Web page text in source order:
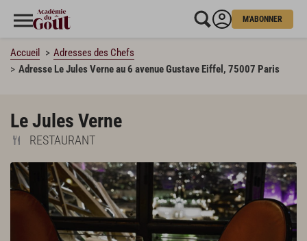
M'ABONNER
Accueil
Adresses des Chefs
Adresse Le Jules Verne au 6 avenue Gustave Eiffel, 75007 Paris
Le Jules Verne
RESTAURANT